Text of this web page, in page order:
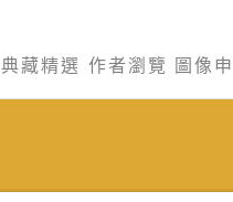
典藏精選 作者瀏覽 圖像